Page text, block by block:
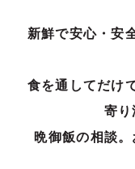
新鮮で安心・安
食を通してだけ
寄り
晩御飯の相談